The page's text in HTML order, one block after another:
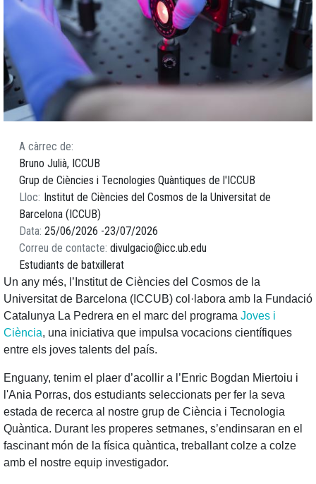
A càrrec de
Bruno Julià, ICCUB
Grup de Ciències i Tecnologies Quàntiques de l'ICCUB
Lloc
Institut de Ciències del Cosmos de la Universitat de
Barcelona (ICCUB)
Data 25/06/2026 23/07/2026
Correu de contacte divulgacio@icc.ub.edu
Estudiants de batxillerat
Un any més, l’Institut de Ciències del Cosmos de la
Universitat de Barcelona (ICCUB) col·labora amb la Fundació
Catalunya La Pedrera en el marc del programa Joves i
Ciència, una iniciativa que impulsa vocacions científiques
entre els joves talents del país.
Enguany, tenim el plaer d’acollir a l’Enric Bogdan Miertoiu i
l'Ania Porras, dos estudiants seleccionats per fer la seva
estada de recerca al nostre grup de Ciència i Tecnologia
Quàntica. Durant les properes setmanes, s’endinsaran en el
fascinant món de la física quàntica, treballant colze a colze
amb el nostre equip investigador.